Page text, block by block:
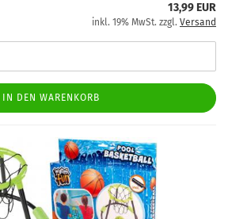
13,99 EUR
inkl. 19% MwSt. zzgl. Versand
IN DEN WARENKORB